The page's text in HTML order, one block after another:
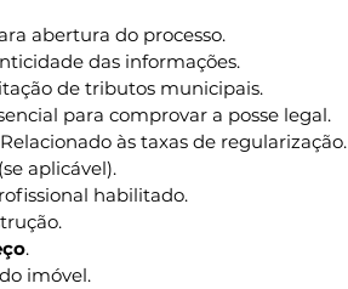
abertura do processo.
das informações.
de tributos municipais.
para comprovar a posse legal.
às taxas de regularização.
(se aplicável).
habilitado.
.
imóvel.